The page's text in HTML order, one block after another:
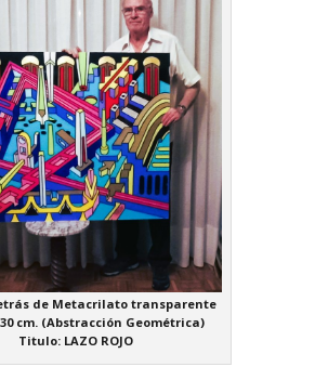
de Metacrilato transparente
cm. (Abstracción Geométrica)
Titulo: LAZO ROJO